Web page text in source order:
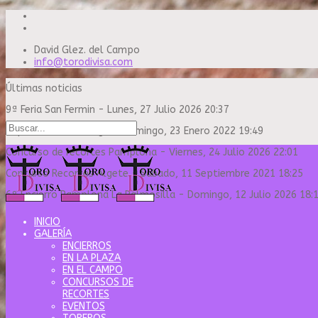
David Glez. del Campo
info@torodivisa.com
Últimas noticias
9ª Feria San Fermin - Lunes, 27 Julio 2026 20:37
Capea Sanse Domingo
Domingo, 23 Enero 2022 19:49
Concurso de recortes Pamplona - Viernes, 24 Julio 2026 22:01
Concurso Recortes Algete-Sábado, 11 Septiembre 2021 18:25
6º Encierro Pamplona La Palmosilla - Domingo, 12 Julio 2026
INICIO
GALERÍA
ENCIERROS
EN LA PLAZA
EN EL CAMPO
CONCURSOS DE
RECORTES
EVENTOS